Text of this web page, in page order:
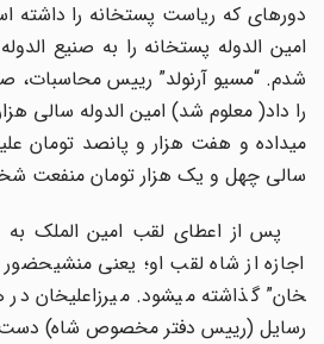
دوره­ای که ریاست پستخانه را داشته
امین­ الدوله پستخانه را به صنیع
شدم. “مسیو آرنولد” رییس محاسبات،
را داد( معلوم شد) امین ­الدوله سالی
می­داده و هفت هزار و پانصد تومان
سالی چهل و یک هزار تومان منفعت
پس از اعطای لقب امین­ الملک به
خان” گذاشته می­شود. میرزا­علیخان در
رسایل (رییس دفتر مخصوص شاه) دست